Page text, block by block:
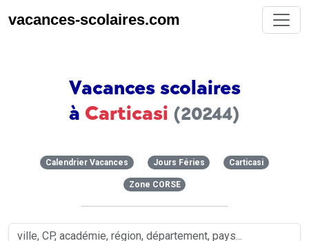
vacances-scolaires.com
Vacances scolaires
à Carticasi (20244)
Calendrier Vacances Jours Féries Carticasi
Zone CORSE